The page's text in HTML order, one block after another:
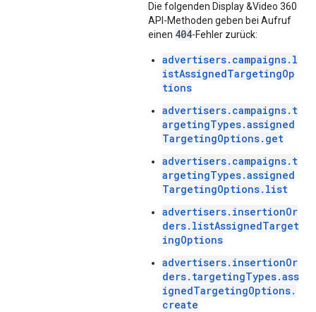
Die folgenden Display &Video 360
API-Methoden geben bei Aufruf
einen 404-Fehler zurück:
advertisers.campaigns.l
istAssignedTargetingOp
tions
advertisers.campaigns.t
argetingTypes.assigned
TargetingOptions.get
advertisers.campaigns.t
argetingTypes.assigned
TargetingOptions.list
advertisers.insertionOr
ders.listAssignedTarget
ingOptions
advertisers.insertionOr
ders.targetingTypes.ass
ignedTargetingOptions.
create